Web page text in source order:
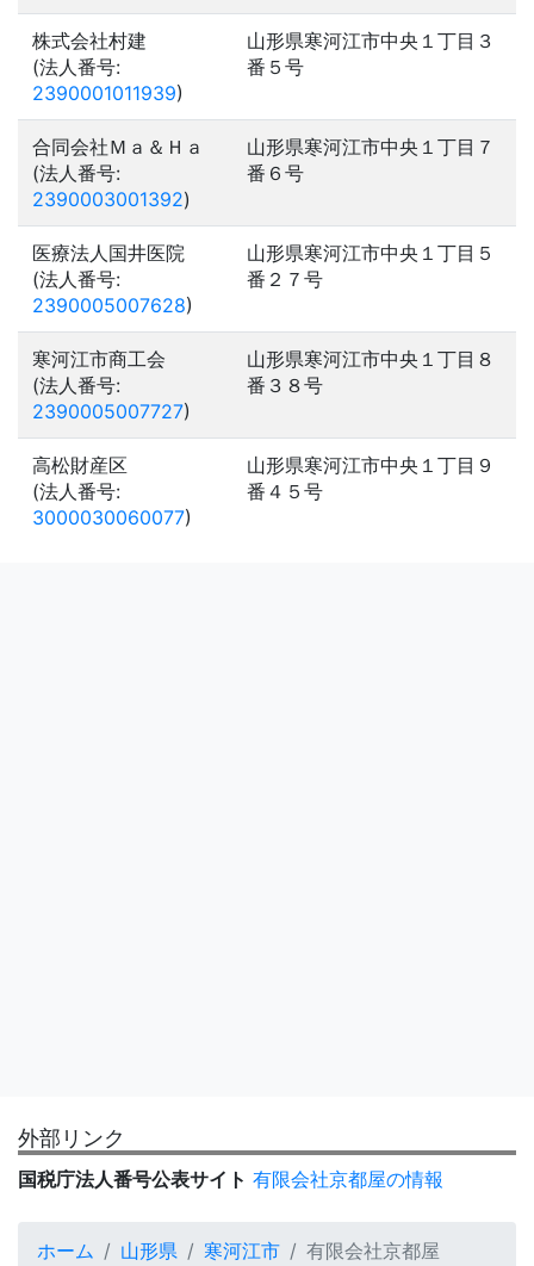
株式会社村建
(法人番号:
2390001011939)
山形県寒河江市中央１丁目３
番５号
合同会社Ｍａ＆Ｈａ
(法人番号:
2390003001392)
山形県寒河江市中央１丁目７
番６号
医療法人国井医院
(法人番号:
2390005007628)
山形県寒河江市中央１丁目５
番２７号
寒河江市商工会
(法人番号:
2390005007727)
山形県寒河江市中央１丁目８
番３８号
高松財産区
(法人番号:
3000030060077)
山形県寒河江市中央１丁目９
番４５号
外部リンク
国税庁法人番号公表サイト 有限会社京都屋の情報
ホーム 山形県 寒河江市 有限会社京都屋